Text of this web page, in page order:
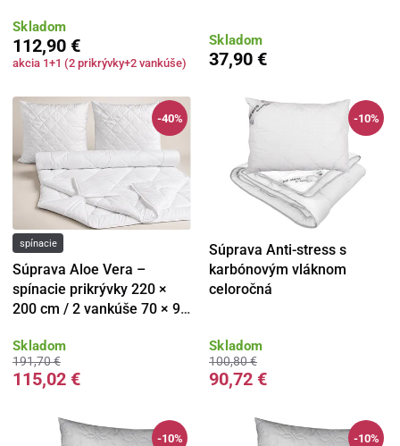
Skladom
112,90 €
akcia 1+1 (2 prikrývky+2 vankúše)
Skladom
37,90 €
-40%
spínacie
Súprava Aloe Vera –
spínacie prikrývky 220 ×
200 cm / 2 vankúše 70 × 90
Skladom
191,70 €
115,02 €
-10%
Súprava Anti-stress s
karbónovým vláknom
celoročná
Skladom
100,80 €
90,72 €
-10% -10%